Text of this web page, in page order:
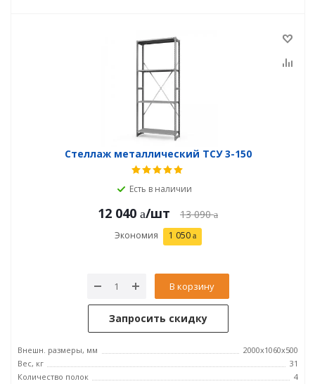
Стеллаж металлический ТСУ 3-150
Есть в наличии
12 040 /шт 13 090
Экономия 1 050
В корзину
Запросить скидку
Внешн. размеры, мм
2000х1060х500
Вес, кг
31
Количество полок
4